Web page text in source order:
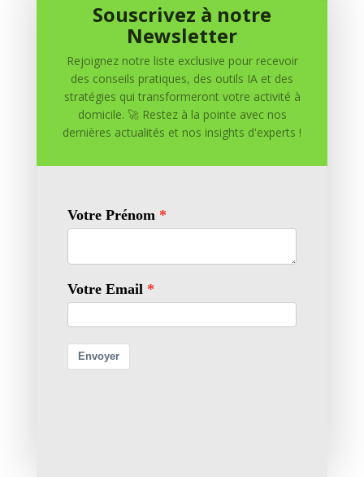
le navigateur pour mon prochain commentaire.
Souscrivez à notre
Newsletter
Rejoignez notre liste exclusive pour recevoir
des conseils pratiques, des outils IA et des
stratégies qui transformeront votre activité à
domicile. 🚀 Restez à la pointe avec nos
dernières actualités et nos insights d'experts !